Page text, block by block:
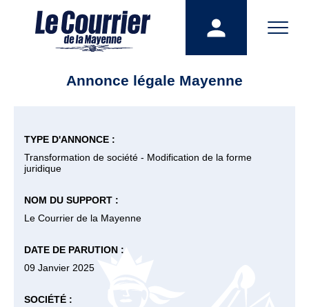
Annonce légale Mayenne
TYPE D'ANNONCE :
Transformation de société - Modification de la forme
juridique
NOM DU SUPPORT :
Le Courrier de la Mayenne
DATE DE PARUTION :
09 Janvier 2025
SOCIÉTÉ :